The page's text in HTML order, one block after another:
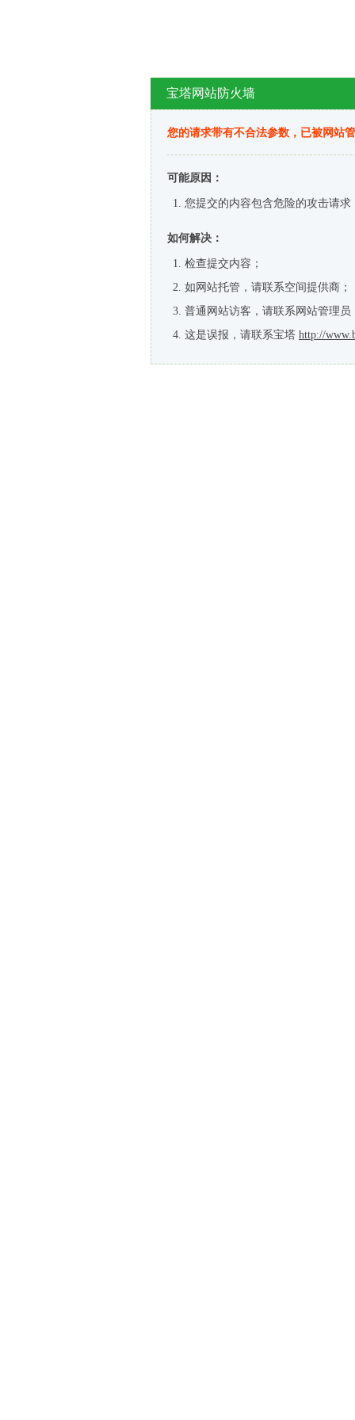
宝塔网站防火墙
您的请求带有不合法参数，已被网站
可能原因：
您提交的内容包含危险的攻击请求
如何解决：
检查提交内容；
如网站托管，请联系空间提供商；
普通网站访客，请联系网站管理员
这是误报，请联系宝塔 http://